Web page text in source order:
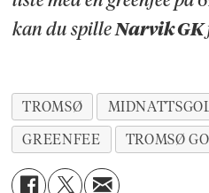
kan du spilleNarvik GK
TROMSØ
GREENFEE
TROMSØ